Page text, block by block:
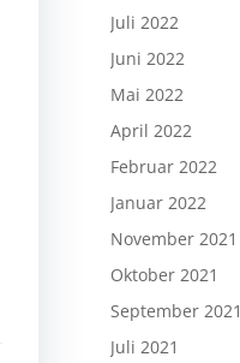
Juli 2022
Juni 2022
Mai 2022
April 2022
Februar 2022
Januar 2022
November 2021
Oktober 2021
September 2021
Juli 2021